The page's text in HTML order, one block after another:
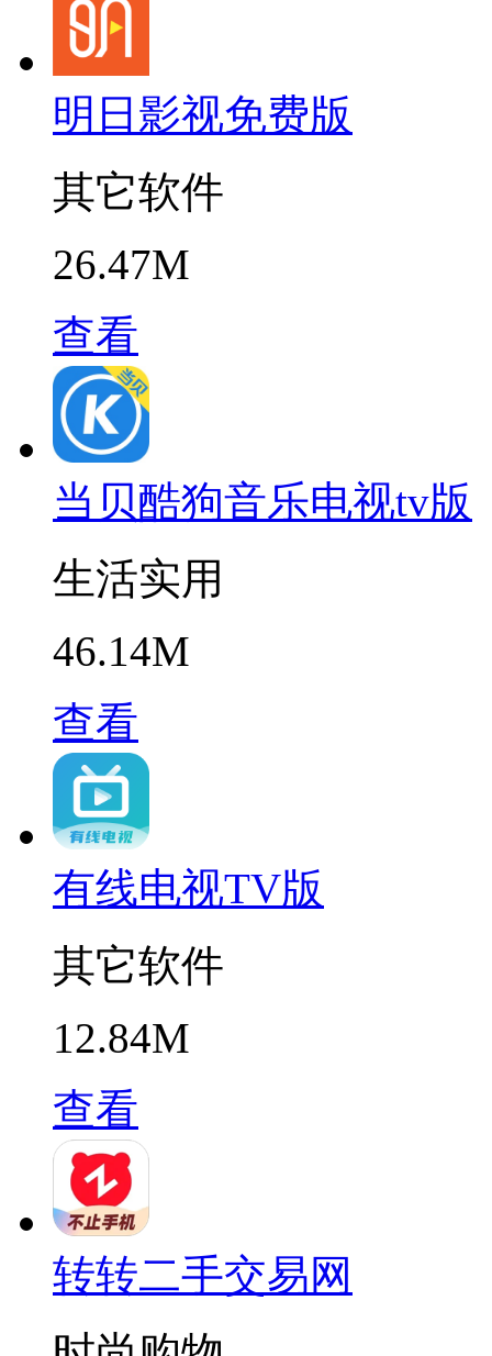
明日影视免费版
其它软件
26.47M
查看
当贝酷狗音乐电视tv版
生活实用
46.14M
查看
有线电视TV版
其它软件
12.84M
查看
转转二手交易网